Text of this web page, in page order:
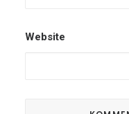
Website